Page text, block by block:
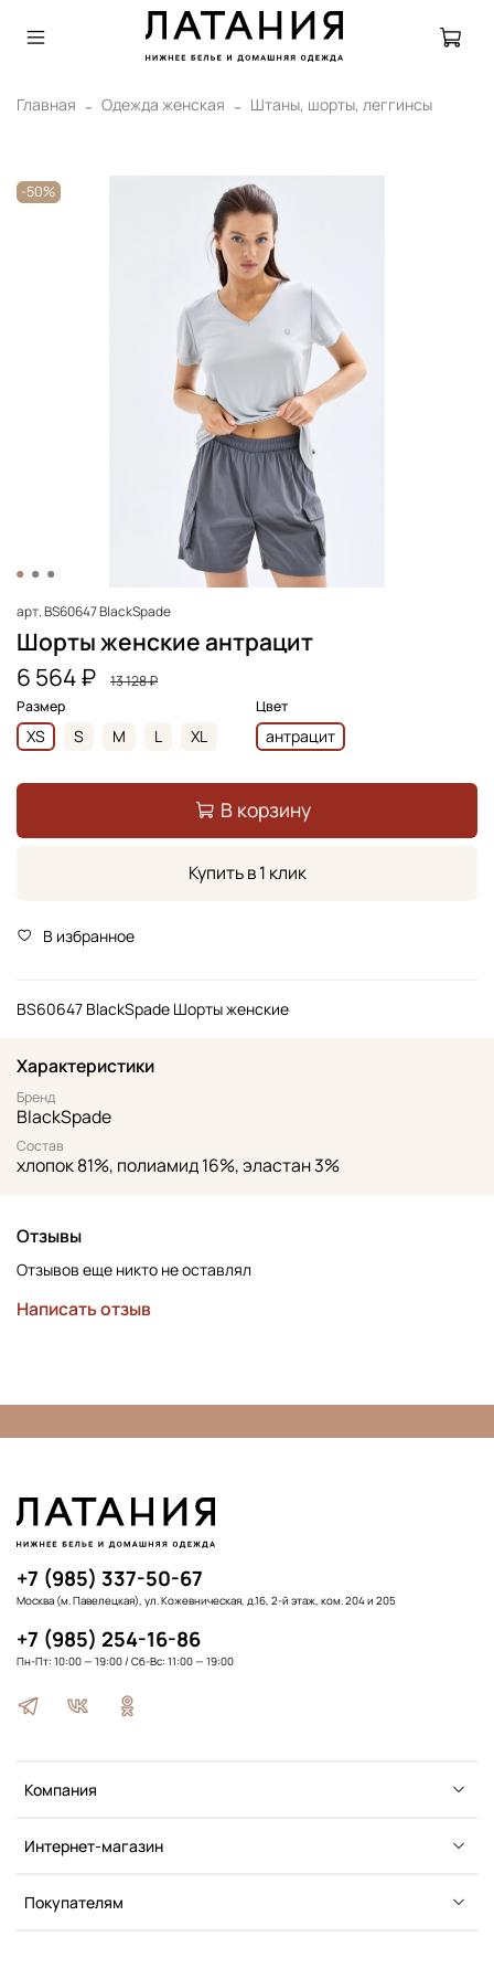
Главная Одежда женская Штаны, шорты, леггинсы
-50%
арт.BS60647 BlackSpade
Шорты женские антрацит
6 564 ₽
13 128 ₽
Размер
XS S M L XL
Цвет
антрацит
В корзину
Купить в 1 клик
В избранное
BS60647 BlackSpade Шорты женские
Характеристики
Бренд
BlackSpade
Состав
хлопок 81%, полиамид 16%, эластан 3%
Отзывы
Отзывов еще никто не оставлял
Написать отзыв
Компания
Интернет-магазин
Покупателям
+7 (985) 337-50-67
Москва (м. Павелецкая), ул. Кожевническая, д.16, 2-й этаж, ком. 204 и 205
+7 (985) 254-16-86
Пн-Пт: 10:00 — 19:00 / Сб-Вс: 11:00 — 19:00